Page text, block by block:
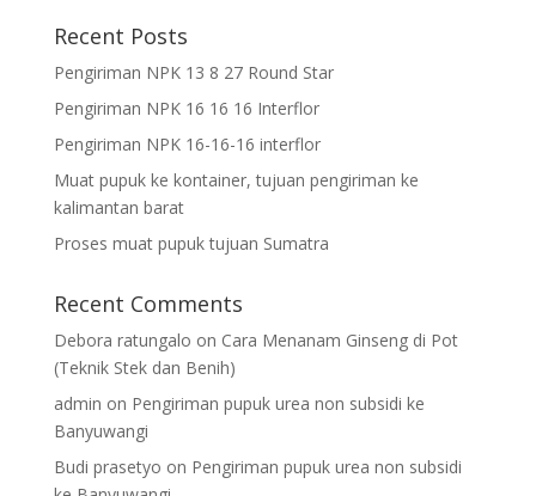
Recent Posts
Pengiriman NPK 13 8 27 Round Star
Pengiriman NPK 16 16 16 Interflor
Pengiriman NPK 16-16-16 interflor
Muat pupuk ke kontainer, tujuan pengiriman ke
kalimantan barat
Proses muat pupuk tujuan Sumatra
Recent Comments
Debora ratungalo on Cara Menanam Ginseng di Pot
(Teknik Stek dan Benih)
admin on Pengiriman pupuk urea non subsidi ke
Banyuwangi
Budi prasetyo on Pengiriman pupuk urea non subsidi